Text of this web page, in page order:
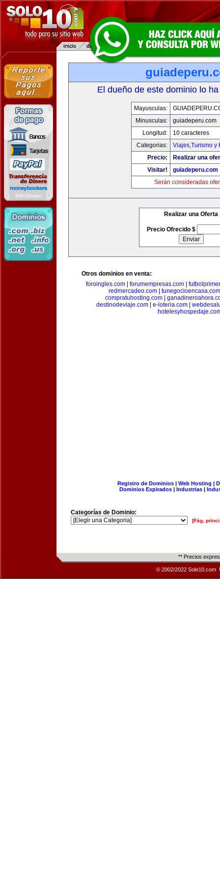
El dueño de este dominio lo
Mayusculas:
Minusculas:
guiadeperu.com
Longitud:
10 caracteres
Categorias:
Viajes,Turismo y
Precio:
Realizar una
Visitar!
guiadeperu.com
Serán consideradas
Realizar una Oferta
Precio Ofrecido $
Otros dominios en venta:
foroingles.com| forumempresas.com|
redmercadeo.com| tunegocioencasa.com
compratuhosting.com|
destinodeviaje.com
e-loteria.com
Registro de Dominios| Web Hosting |
Dominios Expirados | Industrias |
Categorías de Dominio:
[Pág.
** Precios
© 2002/2022 Solo10.com